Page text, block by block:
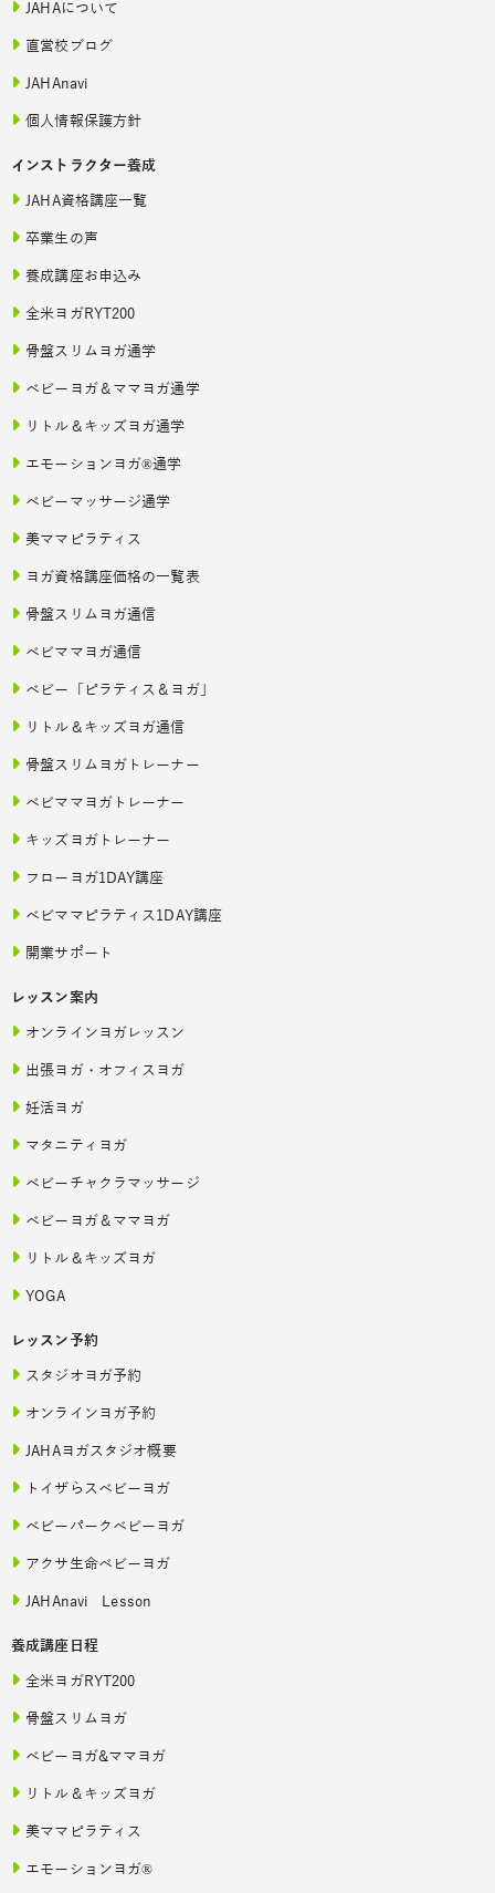
JAHAについて
直営校ブログ
JAHAnavi
個人情報保護方針
インストラクター養成
JAHA資格講座一覧
卒業生の声
養成講座お申込み
全米ヨガRYT200
骨盤スリムヨガ通学
ベビーヨガ＆ママヨガ通学
リトル＆キッズヨガ通学
エモーションヨガ®通学
ベビーマッサージ通学
美ママピラティス
ヨガ資格講座価格の一覧表
骨盤スリムヨガ通信
ベビママヨガ通信
ベビー「ピラティス＆ヨガ」
リトル＆キッズヨガ通信
骨盤スリムヨガトレーナー
ベビママヨガトレーナー
キッズヨガトレーナー
フローヨガ1DAY講座
ベビママピラティス1DAY講座
開業サポート
レッスン案内
オンラインヨガレッスン
出張ヨガ・オフィスヨガ
妊活ヨガ
マタニティヨガ
ベビーチャクラマッサージ
ベビーヨガ＆ママヨガ
リトル＆キッズヨガ
YOGA
レッスン予約
スタジオヨガ予約
オンラインヨガ予約
JAHAヨガスタジオ概要
トイザらスベビーヨガ
ベビーパークベビーヨガ
アクサ生命ベビーヨガ
JAHAnavi Lesson
養成講座日程
全米ヨガRYT200
骨盤スリムヨガ
ベビーヨガ&ママヨガ
リトル＆キッズヨガ
美ママピラティス
エモーションヨガ®